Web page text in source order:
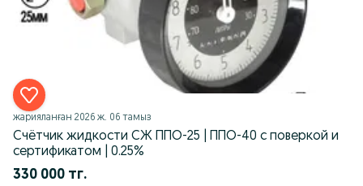
жарияланған 2026 ж. 06 тамыз
Счётчик жидкости СЖ ППО-25 | ППО-40 с поверкой и
сертификатом | 0.25%
330 000 тг.